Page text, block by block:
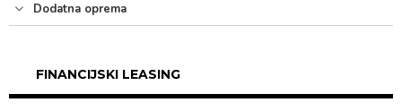
Dodatna oprema
FINANCIJSKI LEASING